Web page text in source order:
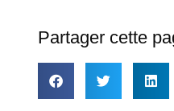
Partager cette